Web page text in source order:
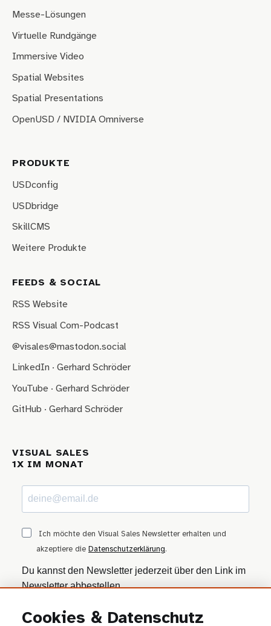
Messe-Lösungen
Virtuelle Rundgänge
Immersive Video
Spatial Websites
Spatial Presentations
OpenUSD / NVIDIA Omniverse
PRODUKTE
USDconfig
USDbridge
SkillCMS
Weitere Produkte
FEEDS & SOCIAL
RSS Website
RSS Visual Com-Podcast
@visales@mastodon.social
LinkedIn · Gerhard Schröder
YouTube · Gerhard Schröder
GitHub · Gerhard Schröder
VISUAL SALES
1X IM MONAT
Ich möchte den Visual Sales Newsletter erhalten und
akzeptiere die Datenschutzerklärung.
Du kannst den Newsletter jederzeit über den Link im
Newsletter abbestellen.
ANMELDEN
Cookies & Datenschutz